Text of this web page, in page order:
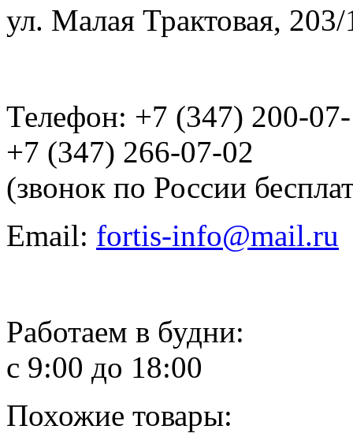
ул. Малая Трактовая, 203/
Телефон: +7 (347) 200-
+7 (347) 266-07-02
(звонок по России
Email: fortis-info@mail.ru
Работаем в будни:
с 9:00 до 18:00
Похожие товары: